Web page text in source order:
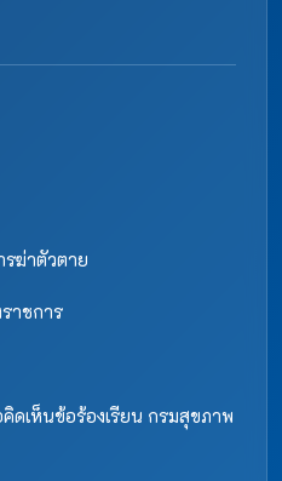
รฆ่าตัวตาย
าชการ
ดเห็นข้อร้องเรียน กรมสุขภาพ